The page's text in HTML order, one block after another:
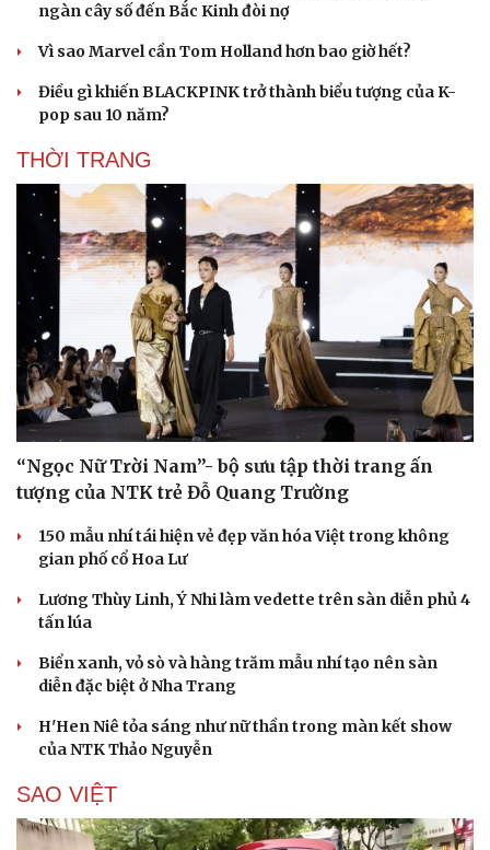
Hạt giống tâm hồn
ngàn cây số đến Bắc Kinh đòi nợ
Vì sao Marvel cần Tom Holland hơn bao giờ hết?
Điều gì khiến BLACKPINK trở thành biểu tượng của K-
pop sau 10 năm?
THỜI TRANG
“Ngọc Nữ Trời Nam”- bộ sưu tập thời trang ấn
tượng của NTK trẻ Đỗ Quang Trường
150 mẫu nhí tái hiện vẻ đẹp văn hóa Việt trong không
gian phố cổ Hoa Lư
Lương Thùy Linh, Ý Nhi làm vedette trên sàn diễn phủ 4
tấn lúa
Biển xanh, vỏ sò và hàng trăm mẫu nhí tạo nên sàn
diễn đặc biệt ở Nha Trang
H'Hen Niê tỏa sáng như nữ thần trong màn kết show
của NTK Thảo Nguyễn
SAO VIỆT